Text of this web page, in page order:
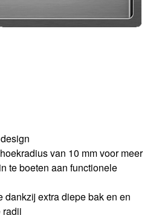
van 10 mm voor meer
te boeten aan functionele
dankzij extra diepe bak en en
radii